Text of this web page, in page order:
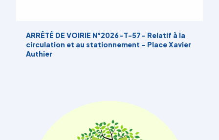
ARRÊTÉ DE VOIRIE N°2026-T-57- Relatif à la
circulation et au stationnement – Place Xavier
Authier